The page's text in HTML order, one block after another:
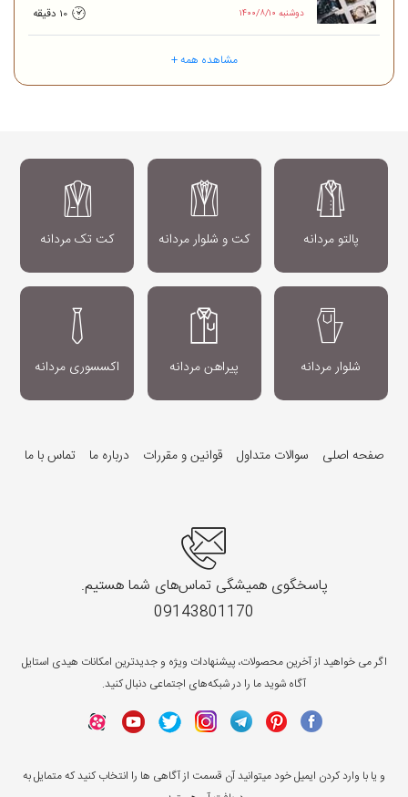
۱۴۰۰/۸/۱۰ دوشنبه 10 دقیقه
مشاهده همه +
پالتو مردانه کت و شلوار مردانه کت تک مردانه
شلوار مردانه پیراهن مردانه اکسسوری مردانه
صفحه اصلی سوالات متداول قوانین و مقررات درباره ما تماس با ما
پاسخگوی همیشگی تماس‌های شما هستیم.
09143801170
اگر می خواهید از آخرین محصولات، پیشنهادات ویژه و جدیدترین امکانات هیدی استایل
آگاه شوید ما را در شبکه‌های اجتماعی دنبال کنید.
و یا با وارد کردن ایمیل خود میتوانید آن قسمت از آگاهی ها را انتخاب کنید که متمایل به